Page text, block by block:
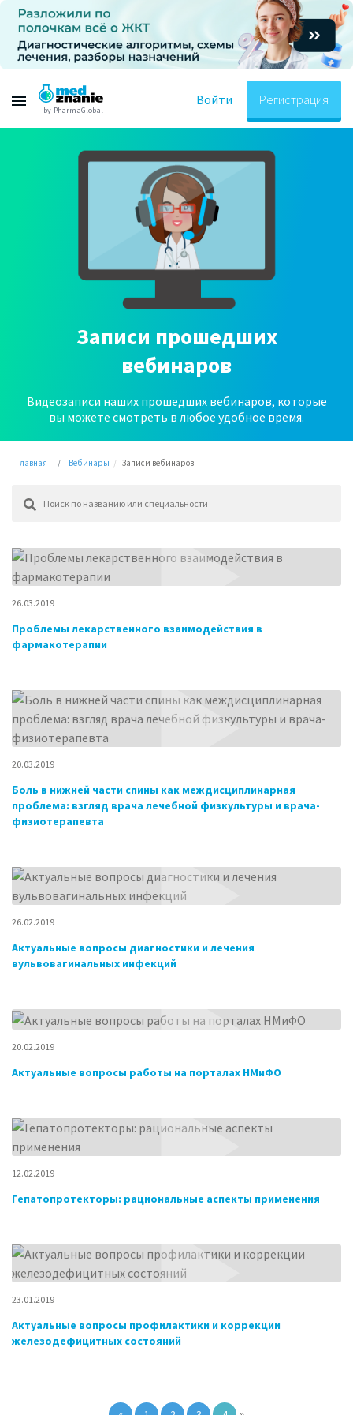
by PharmaGlobal
Войти Регистрация
Записи прошедших
вебинаров
Видеозаписи наших прошедших вебинаров, которые
вы можете смотреть в любое удобное время.
Главная Вебинары Записи вебинаров
26.03.2019
Проблемы лекарственного взаимодействия в
фармакотерапии
20.03.2019
Боль в нижней части спины как междисциплинарная
проблема: взгляд врача лечебной физкультуры и врача-
физиотерапевта
26.02.2019
Актуальные вопросы диагностики и лечения
вульвовагинальных инфекций
20.02.2019
Актуальные вопросы работы на порталах НМиФО
12.02.2019
Гепатопротекторы: рациональные аспекты применения
23.01.2019
Актуальные вопросы профилактики и коррекции
железодефицитных состояний